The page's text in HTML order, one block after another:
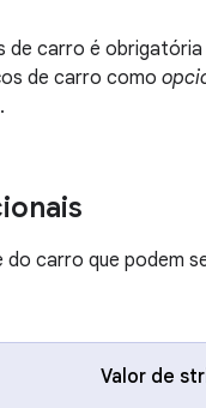
de carro é
de carro como
carro que podem
Valor de